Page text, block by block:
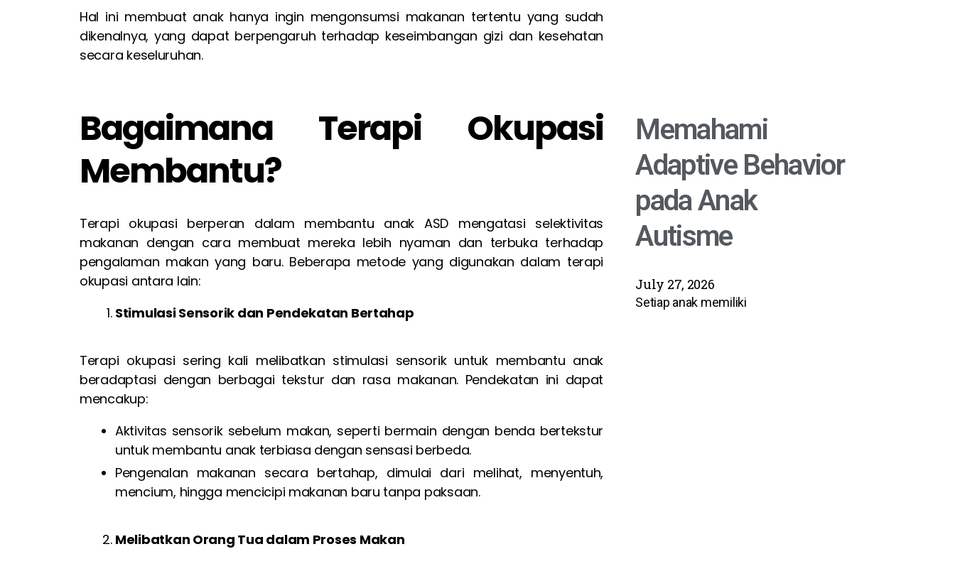
Hal ini membuat anak hanya ingin mengonsumsi makanan tertentu yang sudah
dikenalnya, yang dapat berpengaruh terhadap keseimbangan gizi dan kesehatan
secara keseluruhan.
Bagaimana Terapi Okupasi
Membantu?
Terapi okupasi berperan dalam membantu anak ASD mengatasi selektivitas
makanan dengan cara membuat mereka lebih nyaman dan terbuka terhadap
pengalaman makan yang baru. Beberapa metode yang digunakan dalam terapi
okupasi antara lain:
Stimulasi Sensorik dan Pendekatan Bertahap
Terapi okupasi sering kali melibatkan stimulasi sensorik untuk membantu anak
beradaptasi dengan berbagai tekstur dan rasa makanan. Pendekatan ini dapat
mencakup:
Aktivitas sensorik sebelum makan, seperti bermain dengan benda bertekstur
untuk membantu anak terbiasa dengan sensasi berbeda.
Pengenalan makanan secara bertahap, dimulai dari melihat, menyentuh,
mencium, hingga mencicipi makanan baru tanpa paksaan.
Melibatkan Orang Tua dalam Proses Makan
Memahami
Adaptive Behavior
pada Anak
Autisme
July 27, 2026
Setiap anak memiliki